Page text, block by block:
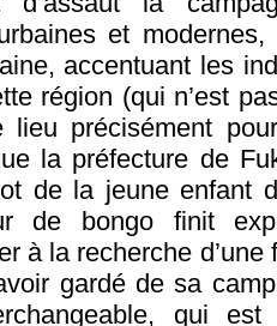
et
accentuant les
région (qui n’est
lieu précisément
la préfecture de
de la jeune enfant
de bongo finit
à la recherche
gardé de sa
qui